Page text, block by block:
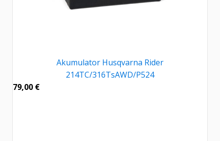
Akumulator Husqvarna Rider
214TC/316TsAWD/P524
79,00 €